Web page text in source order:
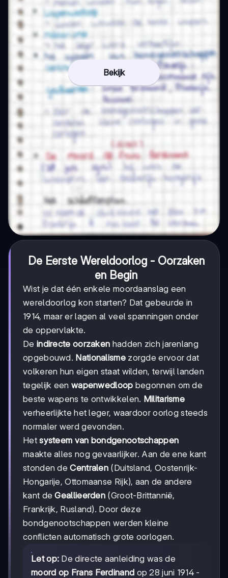
Bekijk
De Eerste Wereldoorlog - Oorzaken
en Begin
Wist je dat één enkele moordaanslag een
wereldoorlog kon starten? Dat gebeurde in
1914, maar er lagen al veel spanningen onder
de oppervlakte.
De indirecte oorzaken hadden zich jarenlang
opgebouwd. Nationalismezorgde ervoor dat
volkeren hun eigen staat wilden, terwijl landen
tegelijk een wapenwedloop begonnen om de
beste wapens te ontwikkelen. Militarisme
verheerlijkte het leger, waardoor oorlog steeds
normaler werd gevonden.
Hetsysteem van bondgenootschappen
maakte alles nog gevaarlijker. Aan de ene kant
stonden deCentralen (Duitsland, Oostenrijk-
Hongarije, Ottomaanse Rijk), aan de andere
kant deGeallieerden (Groot-Brittannië,
Frankrijk, Rusland). Door deze
bondgenootschappen werden kleine
conflicten automatisch grote oorlogen.
Let op: De directe aanleiding was de
moord op Frans Ferdinand op 28 juni 1914 -